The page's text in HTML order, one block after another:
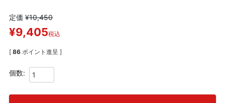
定価 ¥10,450
¥9,405税込
[ 86 ポイント進呈 ]